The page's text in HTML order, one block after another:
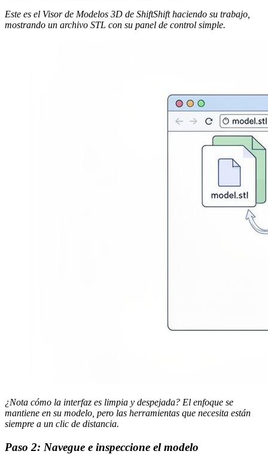
Este es el Visor de Modelos 3D de ShiftShift haciendo su trabajo,
mostrando un archivo STL con su panel de control simple.
¿Nota cómo la interfaz es limpia y despejada? El enfoque se
mantiene en su modelo, pero las herramientas que necesita están
siempre a un clic de distancia.
Paso 2: Navegue e inspeccione el modelo